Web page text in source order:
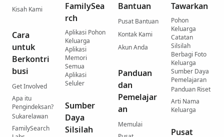
Kisah Kami
Cara
untuk
Berkontri
busi
Get Involved
Apa itu
Pengindeksan?
Sukarelawan
FamilySearch
FamilySea
rch
Aplikasi Pohon
Keluarga
Aplikasi
Memori
Semua
Aplikasi
Seluler
Sumber
Daya
Silsilah
Bantuan
Pusat Bantuan
Kontak Kami
Akun Anda
Panduan
dan
Pemelajar
an
Memulai
Tawarkan
Pohon
Keluarga
Catatan
Silsilah
Berbagi Foto
Keluarga
Sumber Daya
Pemelajaran
Panduan Riset
Arti Nama
Keluarga
Pusat